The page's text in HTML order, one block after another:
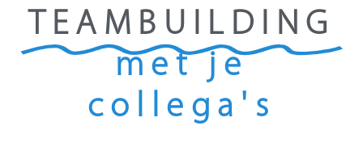
TEAMBUILDING
met je
collega's